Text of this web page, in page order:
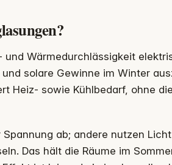
Wärmedurchlässigkeit
solare Gewinne im Winter
Heiz- sowie Kühlbedarf, ohne
ab; andere nutzen
Das hält die Räume im